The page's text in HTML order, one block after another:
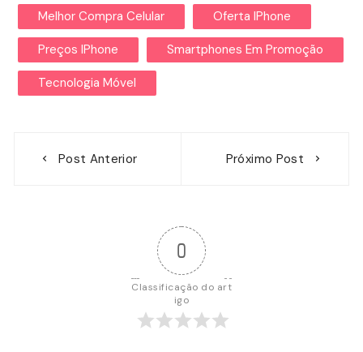
Melhor Compra Celular Oferta IPhone
Preços IPhone Smartphones Em Promoção
Tecnologia Móvel
Post Anterior Próximo Post
0
Classificação do art
igo